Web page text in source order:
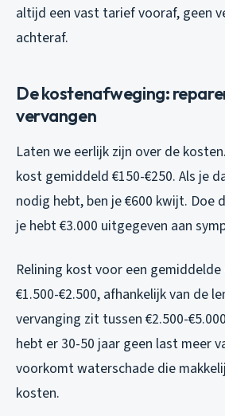
altijd een vast tarief vooraf, geen
achteraf.
De kostenafweging:
vervangen
Laten we eerlijk zijn over de
kost gemiddeld €150-€250. Als je
nodig hebt, ben je €600 kwijt. Doe
je hebt €3.000 uitgegeven aan
Relining kost voor een
€1.500-€2.500, afhankelijk van de
vervanging zit tussen €2.500-
hebt er 30-50 jaar geen last meer
voorkomt waterschade die
kosten.